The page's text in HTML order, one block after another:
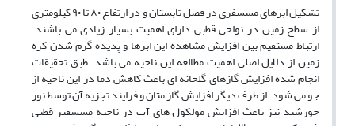
تشکیل ابرهای مسسفری در فصل تابستان و در ارتفاع ۸۰ تا ۹۰ کیلومتری
از سطح زمین در نواحی قطبی دارای اهمیت بسیار زیادی می باشند.
ارتباط مستقیم بین افزایش مشاهده این ابرها و پدیده گرم شدن کره
زمین از دلایل اصلی اهمیت مطالعه این ناحیه می باشد. طبق تحقیقات
انجام شده افزایش گازهای گلخانه ای باعث کاهش دما در این ناحیه از
جو می شود. از طرف دیگر افزایش گاز متان و فرایند تجزیه آن توسط نور
خورشید نیز باعث افزایش مولکول های آب در ناحیه مسسفیر قطبی